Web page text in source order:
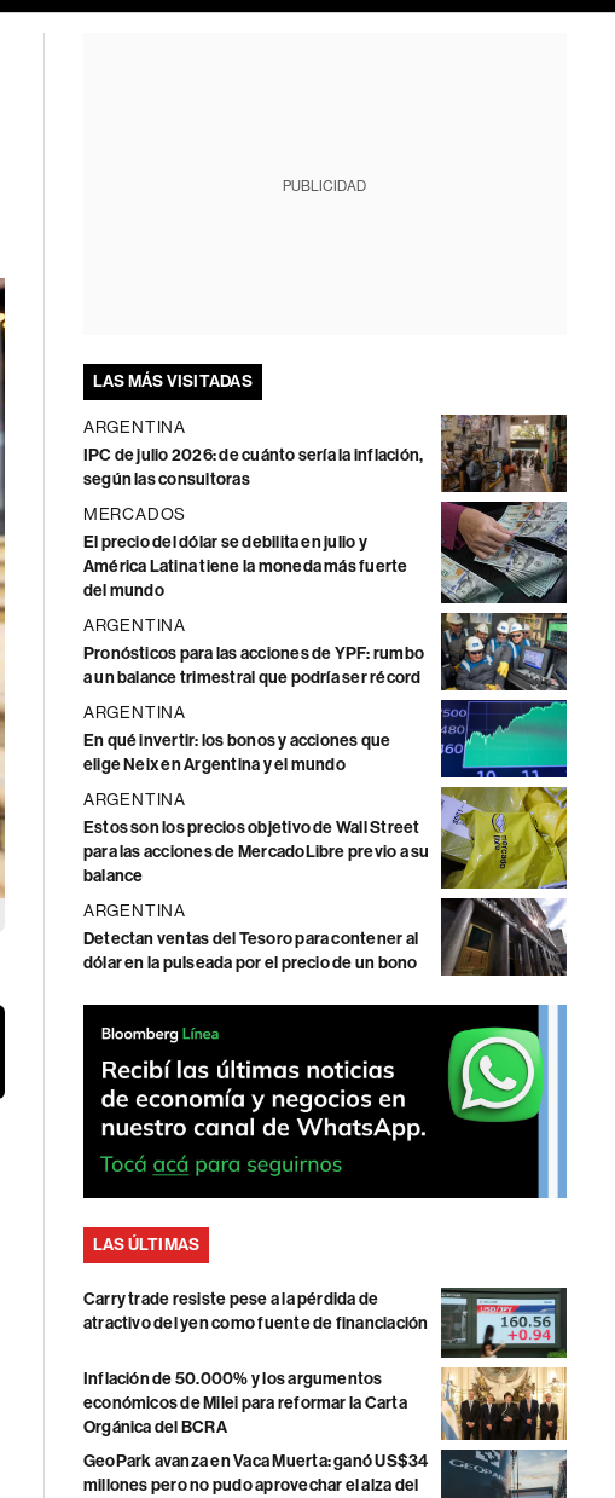
PUBLICIDAD
LAS MÁS VISITADAS
ARGENTINA
IPC de julio 2026: de cuánto sería la inflación,
según las consultoras
MERCADOS
El precio del dólar se debilita en julio y
América Latina tiene la moneda más fuerte
del mundo
ARGENTINA
Pronósticos para las acciones de YPF: rumbo
a un balance trimestral que podría ser récord
ARGENTINA
En qué invertir: los bonos y acciones que
elige Neix en Argentina y el mundo
ARGENTINA
Estos son los precios objetivo de Wall Street
para las acciones de MercadoLibre previo a su
balance
ARGENTINA
Detectan ventas del Tesoro para contener al
dólar en la pulseada por el precio de un bono
LAS ÚLTIMAS
Carry trade resiste pese a la pérdida de
atractivo del yen como fuente de financiación
Inflación de 50.000% y los argumentos
económicos de Milei para reformar la Carta
Orgánica del BCRA
GeoPark avanza en Vaca Muerta: ganó US$34
millones pero no pudo aprovechar el alza del